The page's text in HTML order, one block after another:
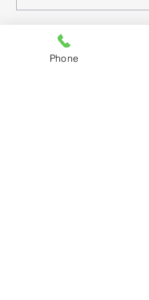
くりました
Phone